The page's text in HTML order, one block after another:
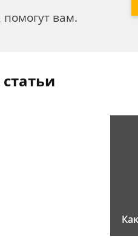
вам.